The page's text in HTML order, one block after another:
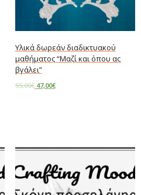
Υλικά δωρεάν διαδικτυακού
μαθήματος “Μαζί και όπου ας
βγάλει”
55,00€ 47,00€